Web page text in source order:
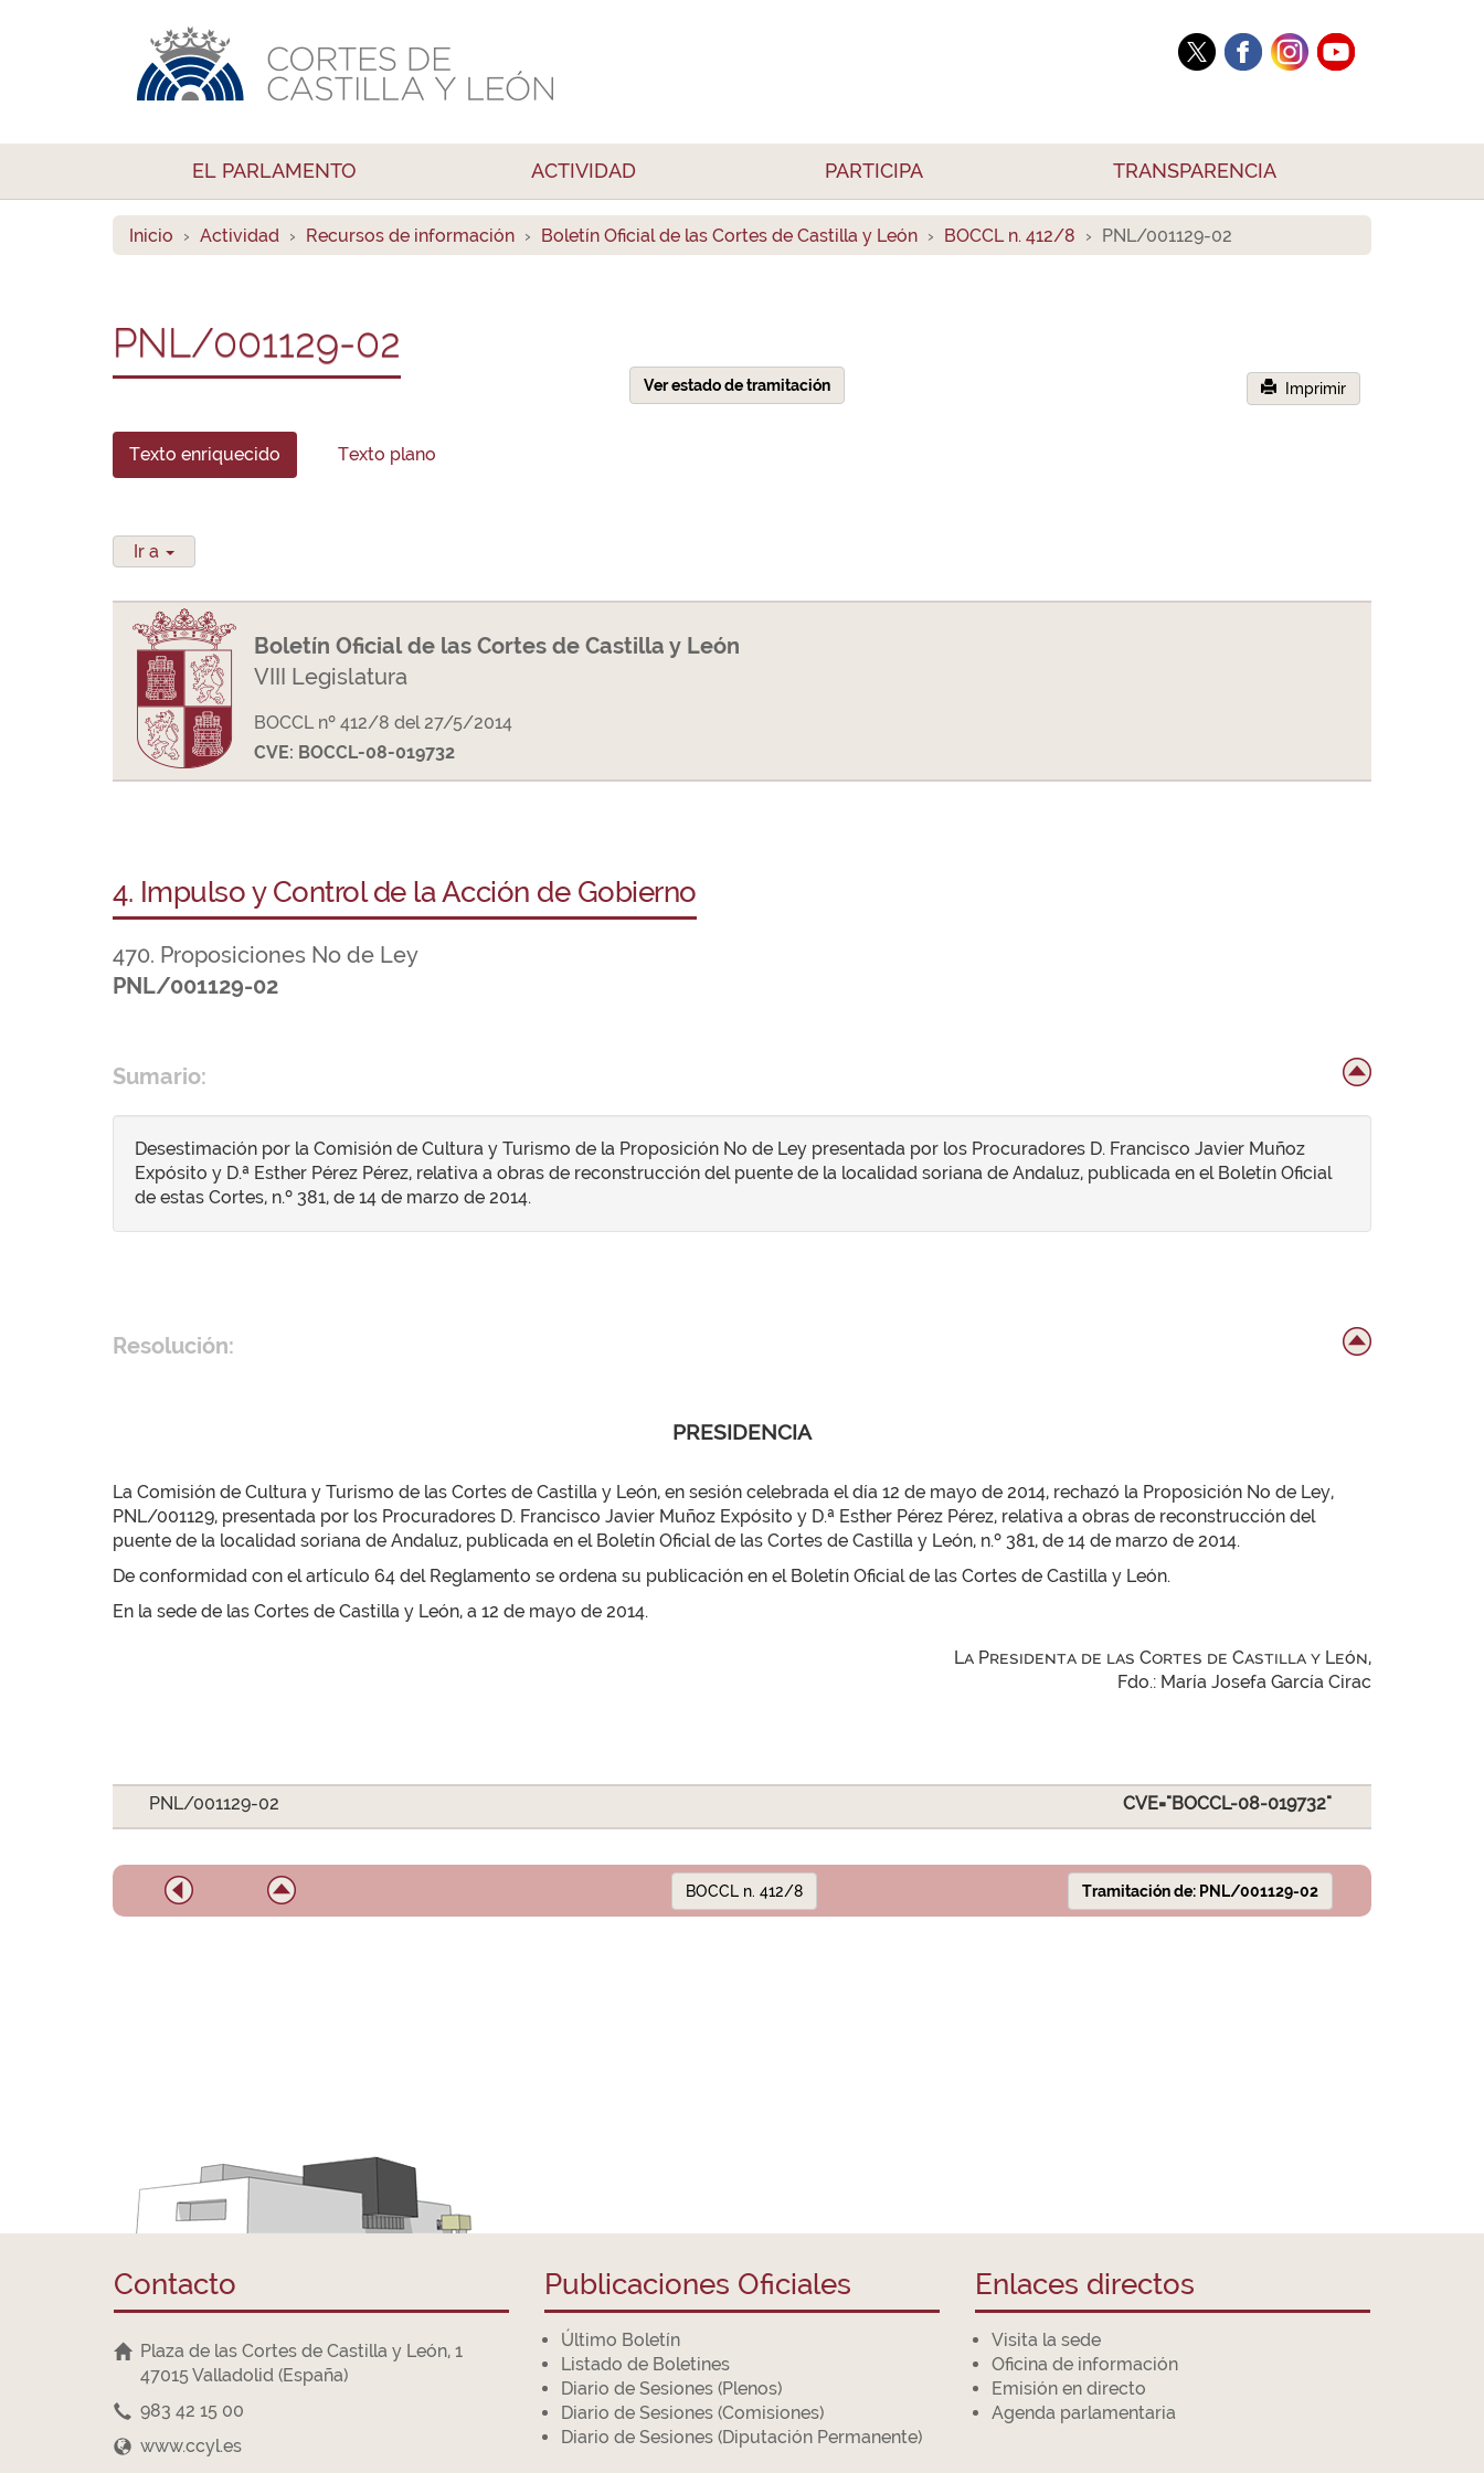
EL PARLAMENTO ACTIVIDAD PARTICIPA TRANSPARENCIA
Inicio Actividad Recursos de información Boletín Oficial de las Cortes de Castilla y León BOCCL n. 412/8 PNL/001129-02
PNL/001129-02
Ver estado de tramitación Imprimir
Texto enriquecido Texto plano
Ir a
Boletín Oficial de las Cortes de Castilla y León
VIII Legislatura
BOCCL nº 412/8 del 27/5/2014
CVE: BOCCL-08-019732
4. Impulso y Control de la Acción de Gobierno
470. Proposiciones No de Ley
PNL/001129-02
Sumario:
Desestimación por la Comisión de Cultura y Turismo de la Proposición No de Ley presentada por los Procuradores D. Francisco Javier Muñoz
Expósito y D.ª Esther Pérez Pérez, relativa a obras de reconstrucción del puente de la localidad soriana de Andaluz, publicada en el Boletín Oficial
de estas Cortes, n.º 381, de 14 de marzo de 2014.
Resolución:
PRESIDENCIA
La Comisión de Cultura y Turismo de las Cortes de Castilla y León, en sesión celebrada el día 12 de mayo de 2014, rechazó la Proposición No de Ley,
PNL/001129, presentada por los Procuradores D. Francisco Javier Muñoz Expósito y D.ª Esther Pérez Pérez, relativa a obras de reconstrucción del
puente de la localidad soriana de Andaluz, publicada en el Boletín Oficial de las Cortes de Castilla y León, n.º 381, de 14 de marzo de 2014.
De conformidad con el artículo 64 del Reglamento se ordena su publicación en el Boletín Oficial de las Cortes de Castilla y León.
En la sede de las Cortes de Castilla y León, a 12 de mayo de 2014.
La Presidenta de las Cortes de Castilla y León,
Fdo.: María Josefa García Cirac
PNL/001129-02 CVE="BOCCL-08-019732"
BOCCL n. 412/8 Tramitación de: PNL/001129-02
Contacto
Plaza de las Cortes de Castilla y León, 1
47015 Valladolid (España)
983 42 15 00
www.ccyl.es
Publicaciones Oficiales
Último Boletín
Listado de Boletines
Diario de Sesiones (Plenos)
Diario de Sesiones (Comisiones)
Diario de Sesiones (Diputación Permanente)
Enlaces directos
Visita la sede
Oficina de información
Emisión en directo
Agenda parlamentaria